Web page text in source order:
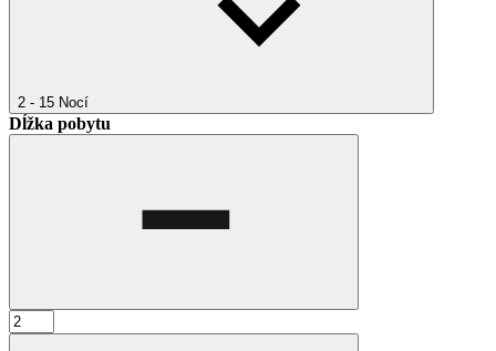
2 - 15 Nocí
Dĺžka pobytu